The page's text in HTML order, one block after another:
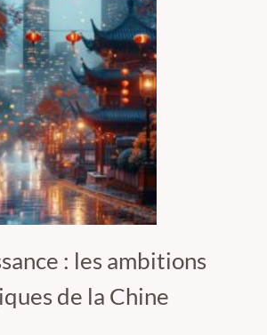
: les ambitions
de la Chine